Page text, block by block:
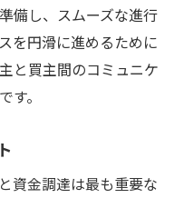
備し、スムーズな進行
を円滑に進めるために
と買主間のコミュニケ
。
資金調達は最も重要な